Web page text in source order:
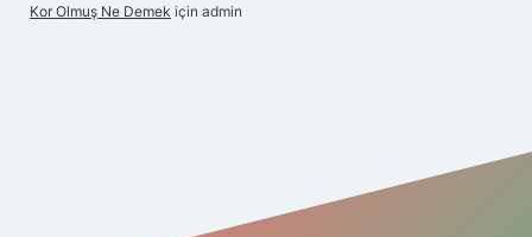
Kor Olmuş Ne Demek için admin